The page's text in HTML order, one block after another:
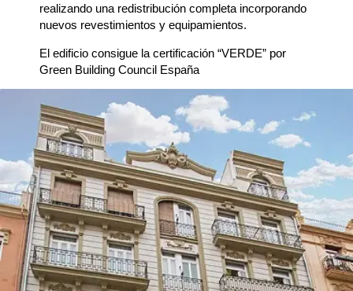
realizando una redistribución completa incorporando
nuevos revestimientos y equipamientos.
El edificio consigue la certificación “VERDE” por
Green Building Council España